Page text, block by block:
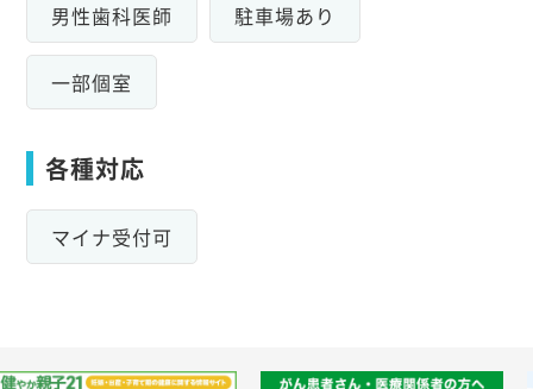
男性歯科医師 駐車場あり
一部個室
各種対応
マイナ受付可